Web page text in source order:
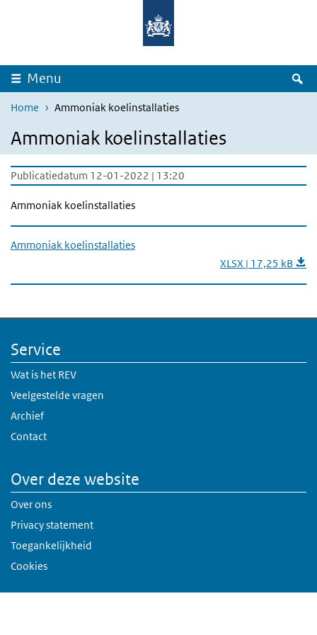
Overslaan en naar de inhoud gaan
Menu
Home Ammoniak koelinstallaties
Ammoniak koelinstallaties
Publicatiedatum 12-01-2022 | 13:20
Ammoniak koelinstallaties
Ammoniak koelinstallaties
XLSX | 17,25 kB
Service
Wat is het REV
Veelgestelde vragen
Archief
Contact
Over deze website
Over ons
Privacy statement
Toegankelijkheid
Cookies